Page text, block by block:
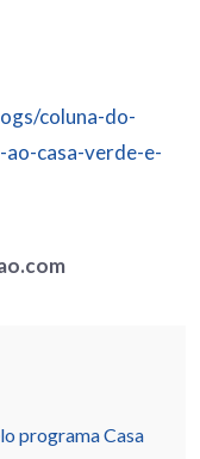
coluna-do-
casa-verde-e-
programa Casa